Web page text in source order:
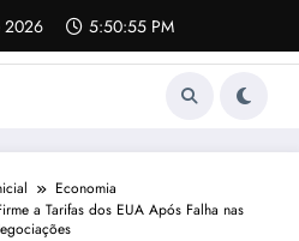
2026 5:50:56 PM
Economia
a Tarifas dos EUA Após Falha nas